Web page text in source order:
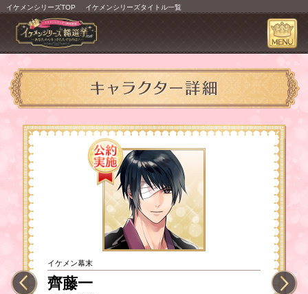
イケメンシリーズTOP イケメンシリーズタイトル一覧
イケメン幕末
齊藤一